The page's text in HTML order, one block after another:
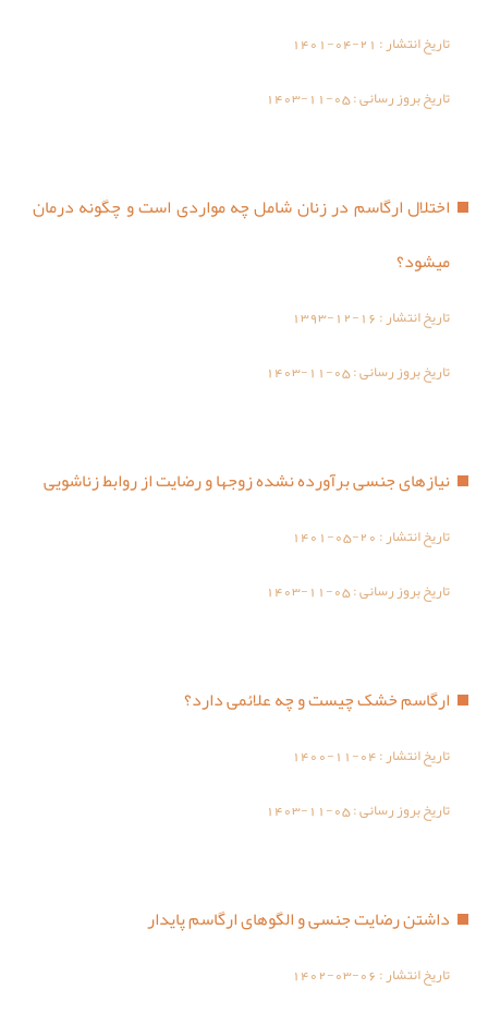
تاریخ انتشار : 1401-04-21
تاریخ بروز رسانی :1403-11-05
اختلال ارگاسم در زنان شامل چه مواردی است و چگونه درمان
میشود؟
تاریخ انتشار :1393-12-16
تاریخ بروز رسانی :1403-11-05
نیازهای جنسی برآورده نشده زوجها و رضایت از روابط زناشویی
تاریخ انتشار :1401-05-20
تاریخ بروز رسانی :1403-11-05
ارگاسم خشک چیست و چه علائمی دارد؟
تاریخ انتشار :1400-11-04
تاریخ بروز رسانی :1403-11-05
داشتن رضایت جنسی و الگوهای ارگاسم پایدار
تاریخ انتشار :1402-03-06